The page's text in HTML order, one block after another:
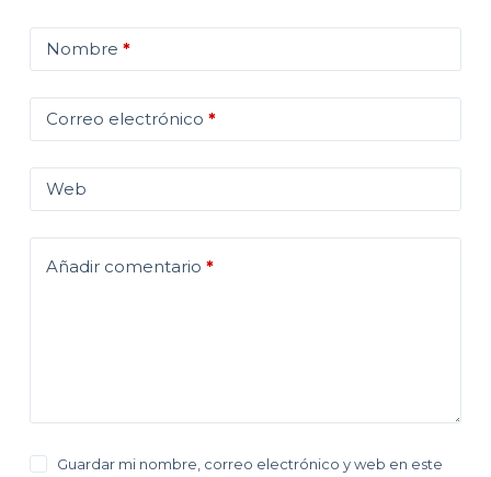
Nombre *
Correo electrónico *
Web
Añadir comentario *
Guardar mi nombre, correo electrónico y web en este